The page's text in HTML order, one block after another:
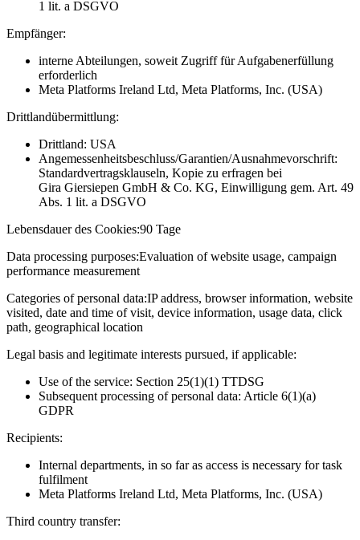
1 lit. a DSGVO
Empfänger:
interne Abteilungen, soweit Zugriff für Aufgabenerfüllung
erforderlich
Meta Platforms Ireland Ltd, Meta Platforms, Inc. (USA)
Drittlandübermittlung:
Drittland: USA
Angemessenheitsbeschluss/Garantien/Ausnahmevorschrift:
Standardvertragsklauseln, Kopie zu erfragen bei
Gira Giersiepen GmbH & Co. KG, Einwilligung gem. Art. 49
Abs. 1 lit. a DSGVO
Lebensdauer des Cookies:90 Tage
Data processing purposes:Evaluation of website usage, campaign
performance measurement
Categories of personal data:IP address, browser information, website
visited, date and time of visit, device information, usage data, click
path, geographical location
Legal basis and legitimate interests pursued, if applicable:
Use of the service: Section 25(1)(1) TTDSG
Subsequent processing of personal data: Article 6(1)(a)
GDPR
Recipients:
Internal departments, in so far as access is necessary for task
fulfilment
Meta Platforms Ireland Ltd, Meta Platforms, Inc. (USA)
Third country transfer: